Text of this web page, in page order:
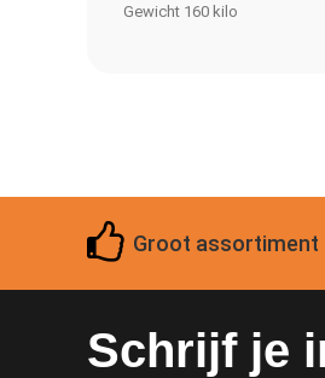
Gewicht 160 kilo
Groot assortiment
Schrijf je